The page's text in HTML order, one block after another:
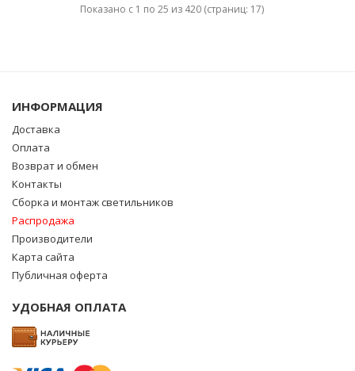
Показано с 1 по 25 из 420 (страниц: 17)
ИНФОРМАЦИЯ
Доставка
Оплата
Возврат и обмен
Контакты
Сборка и монтаж светильников
Распродажа
Производители
Карта сайта
Публичная оферта
УДОБНАЯ ОПЛАТА